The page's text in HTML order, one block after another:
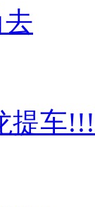
提车